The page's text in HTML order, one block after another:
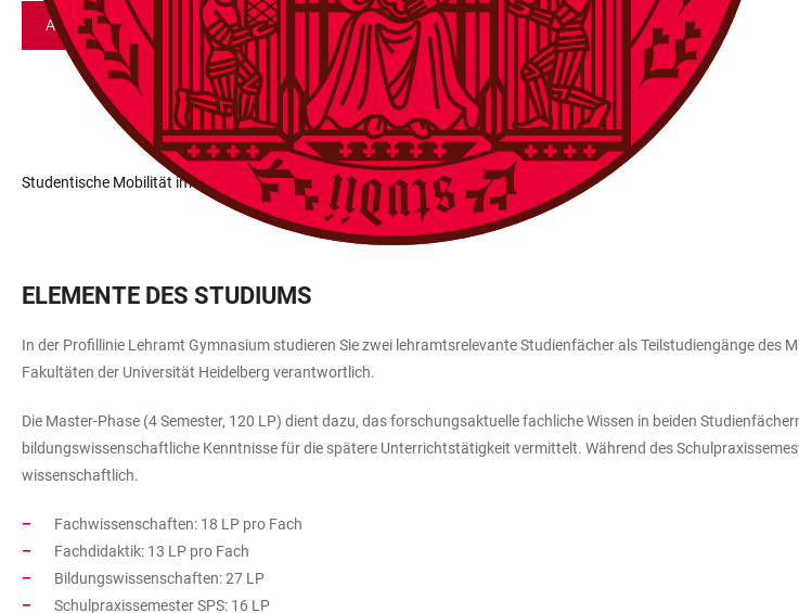
Alle Fächer mit Abschluss M. Ed.: Modulhandbücher, Zulassungs- und Prüfungsordnungen
Studentische Mobilität im Lehramt
ELEMENTE DES STUDIUMS
In der Profillinie Lehramt Gymnasium studieren Sie zwei lehramtsrelevante Studienfächer als Teilstudiengänge
Fakultäten der Universität Heidelberg verantwortlich.
Die Master-Phase (4 Semester, 120 LP) dient dazu, das forschungsaktuelle fachliche Wissen in beiden
bildungswissenschaftliche Kenntnisse für die spätere Unterrichtstätigkeit vermittelt. Während des
wissenschaftlich.
Fachwissenschaften: 18 LP pro Fach
Fachdidaktik: 13 LP pro Fach
Bildungswissenschaften: 27 LP
Schulpraxissemester SPS: 16 LP